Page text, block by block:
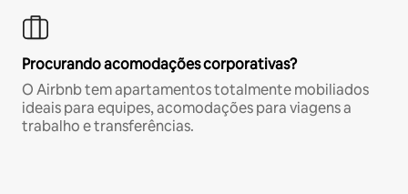
Procurando acomodações corporativas?
O Airbnb tem apartamentos totalmente mobiliados
ideais para equipes, acomodações para viagens a
trabalho e transferências.